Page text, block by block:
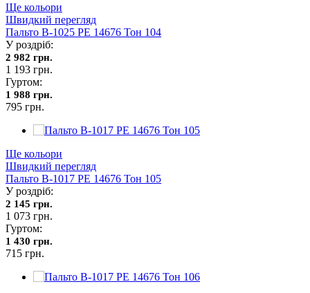
Ще кольори
Швидкий перегляд
Пальто В-1025 PE 14676 Тон 104
У роздріб:
2 982 грн.
1 193 грн.
Гуртом:
1 988 грн.
795 грн.
Ще кольори
Швидкий перегляд
Пальто В-1017 PE 14676 Тон 105
У роздріб:
2 145 грн.
1 073 грн.
Гуртом:
1 430 грн.
715 грн.